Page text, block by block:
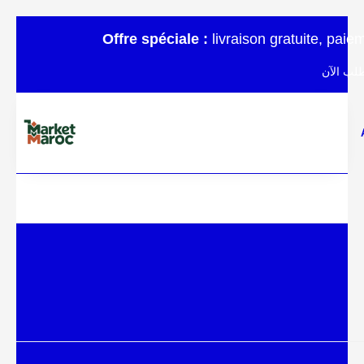
Offre spéciale : livraison gratuite,
الآن